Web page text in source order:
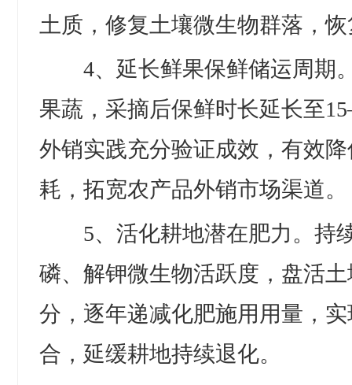
土质，修复土壤微生物群落，
4、延长鲜果保鲜储运周期
果蔬，采摘后保鲜时长延长至
外销实践充分验证成效，有效
耗，拓宽农产品外销市场渠道。
5、活化耕地潜在肥力。持
磷、解钾微生物活跃度，盘活
分，逐年递减化肥施用用量，
合，延缓耕地持续退化。